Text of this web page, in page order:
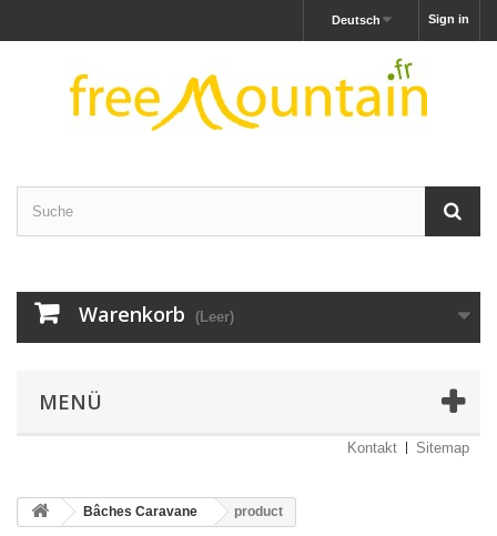
Sign in
Deutsch
Warenkorb (Leer)
MENÜ
Kontakt Sitemap
Bâches Caravane product